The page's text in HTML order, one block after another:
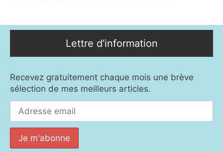
Lettre d’information
Recevez gratuitement chaque mois une brève
sélection de mes meilleurs articles.